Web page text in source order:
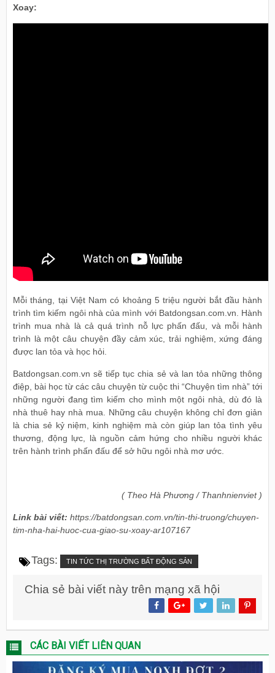
Xoay:
Mỗi tháng, tại Việt Nam có khoảng 5 triệu người bắt đầu hành
trình tìm kiếm ngôi nhà của mình với Batdongsan.com.vn. Hành
trình mua nhà là cả quá trình nỗ lực phấn đấu, và mỗi hành
trình là một câu chuyện đầy cảm xúc, trải nghiệm, xứng đáng
được lan tỏa và học hỏi.
Batdongsan.com.vn sẽ tiếp tục chia sẻ và lan tỏa những thông
điệp, bài học từ các câu chuyện từ cuộc thi “Chuyện tìm nhà” tới
những người đang tìm kiếm cho mình một ngôi nhà, dù đó là
nhà thuê hay nhà mua. Những câu chuyện không chỉ đơn giản
là chia sẻ kỷ niệm, kinh nghiệm mà còn giúp lan tỏa tình yêu
thương, động lực, là nguồn cảm hứng cho nhiều người khác
trên hành trình phấn đấu để sở hữu ngôi nhà mơ ước.
( Theo Hà Phương / Thanhnienviet )
Link bài viết: https://batdongsan.com.vn/tin-thi-truong/chuyen-
tim-nha-hai-huoc-cua-giao-su-xoay-ar107167
Tags: TIN TỨC THỊ TRƯỜNG BẤT ĐỘNG SẢN
Chia sẻ bài viết này trên mạng xã hội
CÁC BÀI VIẾT LIÊN QUAN